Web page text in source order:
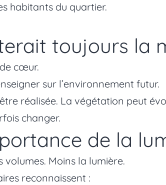
habitants du quartier.
toujours la
cœur.
sur l’environnement futur.
réalisée. La végétation peut
changer.
de la
volumes. Moins la lumière.
reconnaissent :